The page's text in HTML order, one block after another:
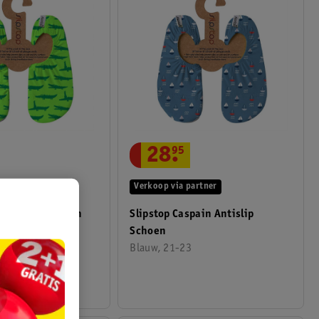
Antislip Schoen
Slipstop Caspain Antislip
Schoen
Blauw, 21-23
Verkoop via partner
28.
95